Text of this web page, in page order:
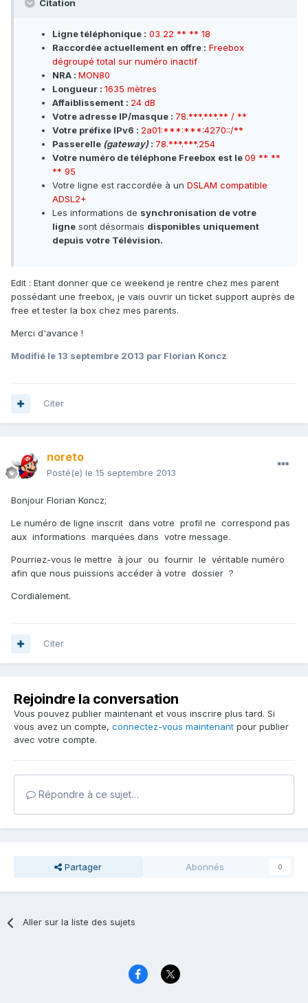
Citation
Ligne téléphonique : 03 22 ** ** 18
Raccordée actuellement en offre : Freebox
dégroupé total sur numéro inactif
NRA : MON80
Longueur : 1635 mètres
Affaiblissement : 24 dB
Votre adresse IP/masque : 78.***.***.** / **
Votre préfixe IPv6 : 2a01:***:***:4270::/**
Passerelle (gateway) : 78.***.***.254
Votre numéro de téléphone Freebox est le09 ** **
** 95
Votre ligne est raccordée à un DSLAM compatible
ADSL2+
Les informations de synchronisation de votre
ligne sont désormais disponibles uniquement
depuis votre Télévision.
Edit : Etant donner que ce weekend je rentre chez mes parent
possédant une freebox, je vais ouvrir un ticket support auprès de
free et tester la box chez mes parents.
Merci d'avance !
Modifié le 13 septembre 2013 par Florian Koncz
Citer
noreto
Posté(e) le 15 septembre 2013
Bonjour Florian Koncz;
Le numéro de ligne inscrit dans votre profil ne correspond pas
aux informations marquées dans votre message.
Pourriez-vous le mettre à jour ou fournir le véritable numéro
afin que nous puissions accéder à votre dossier ?
Cordialement.
Citer
Rejoindre la conversation
Vous pouvez publier maintenant et vous inscrire plus tard. Si
vous avez un compte, connectez-vous maintenant pour publier
avec votre compte.
Répondre à ce sujet…
Partager Abonnés 0
Aller sur la liste des sujets